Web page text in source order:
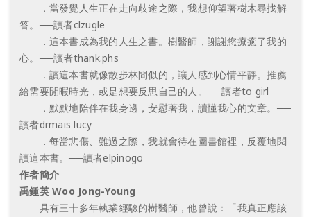
．當發覺人生正在走向歧途之際，我想仰望著樹木尋找解
答。──讀者clzugle
．這本書成為我的人生之書。樹醫師，謝謝您療癒了我的
心。──讀者thank.phs
．讀這本書就像散步林間似的，讓人感到心情平靜。推薦
給需要閒暇時光，或是想要反思自己的人。──讀者to girl
．默默地陪伴在我身邊，安慰著我，讀懂我心的文章。──
讀者drmais lucy
．每當悲傷、難過之際，我就會待在圖書館裡，反覆地閱
讀這本書。──讀者elpinogo
作者簡介
禹鍾英 Woo Jong-Young
具有三十多年執業經驗的樹醫師，他曾說：「我真正應該